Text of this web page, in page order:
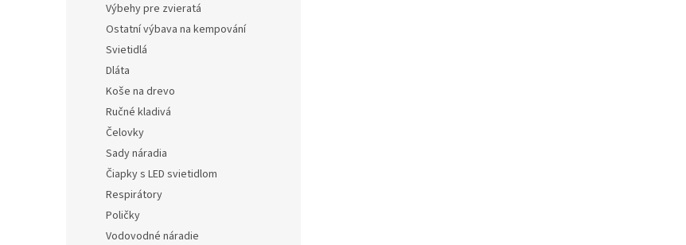
Výbehy pre zvieratá
Ostatní výbava na kempování
Svietidlá
Dláta
Koše na drevo
Ručné kladivá
Čelovky
Sady náradia
Čiapky s LED svietidlom
Respirátory
Poličky
Vodovodné náradie